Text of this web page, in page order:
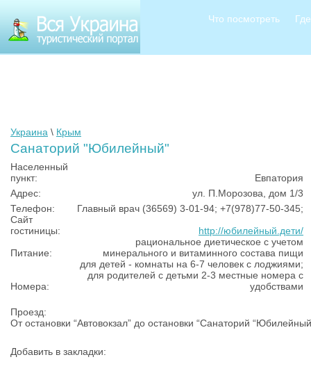
Что посмотреть
Украина \ Крым
Санаторий "Юбилейный"
Населенный
пункт:
Евпатория
Адрес:
ул. П.Морозова, дом 1/3
Телефон:
Главный врач (36569) 3-01-94; +7(978)77-50-345;
Сайт
гостиницы:
http://юбилейный.дети/
Питание:
рациональное диетическое с учетом
минерального и витаминного состава пищи
Номера:
для детей - комнаты на 6-7 человек с лоджиями;
для родителей с детьми 2-3 местные номера с
удобствами
Проезд:
От остановки “Автовокзал” до остановки “Санаторий
Добавить в закладки: